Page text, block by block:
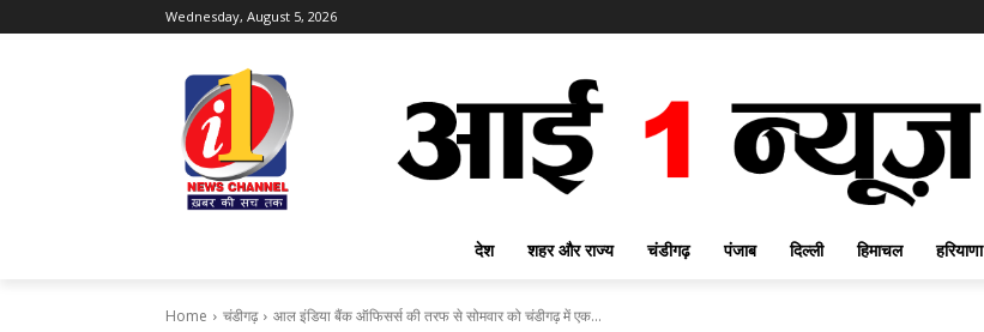
Wednesday, August 5, 2026
देश शहर और राज्य चंडीगढ़ पंजाब दिल्ली हिमाचल हरियाणा
Home चंडीगढ़ आल इंडिया बैंक ऑफिसर्स की तरफ से सोमवार को चंडीगढ़ में एक...